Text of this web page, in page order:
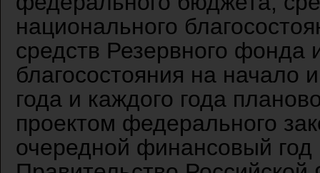
национального
средств Резервного фонда
благосостояния на начало
года и каждого года
проектом федерального
очередной финансовый